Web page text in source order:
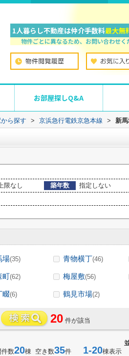
1人暮らし不動産は仲介手数料最大無
物件ごとに異なるため、お問い合わせく
お部屋探しQ&A
ら探す > 京浜急行電鉄京急本線 > 新
限なし 築年数
指定しない
場(35) 青物横丁(46)
町(62) 梅屋敷(56)
畷(6) 鶴見市場(2)
20 件が該当
件数20棟 空き数35件 1-20棟表示